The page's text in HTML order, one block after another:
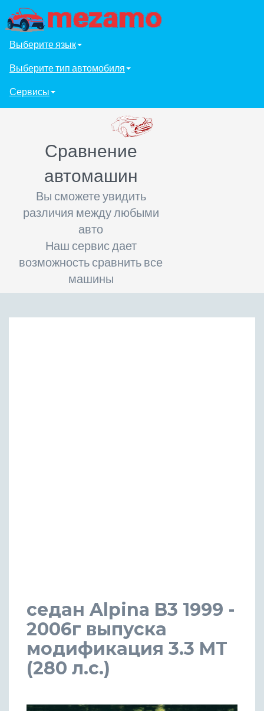
Выберите язык
Выберите тип автомобиля
Сервисы
Сравнение
автомашин
Вы сможете увидить
различия между любыми
авто
Наш сервис дает
возможность сравнить все
машины
седан Alpina B3 1999 -
2006г выпуска
модификация 3.3 MT
(280 л.с.)